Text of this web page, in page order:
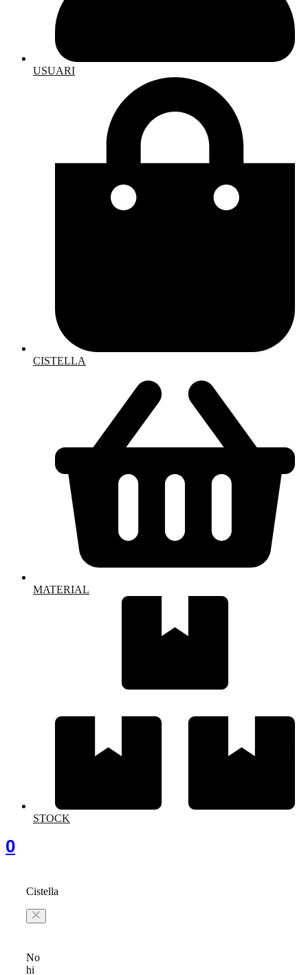
USUARI
CISTELLA
MATERIAL
STOCK
0
Cistella
No
hi